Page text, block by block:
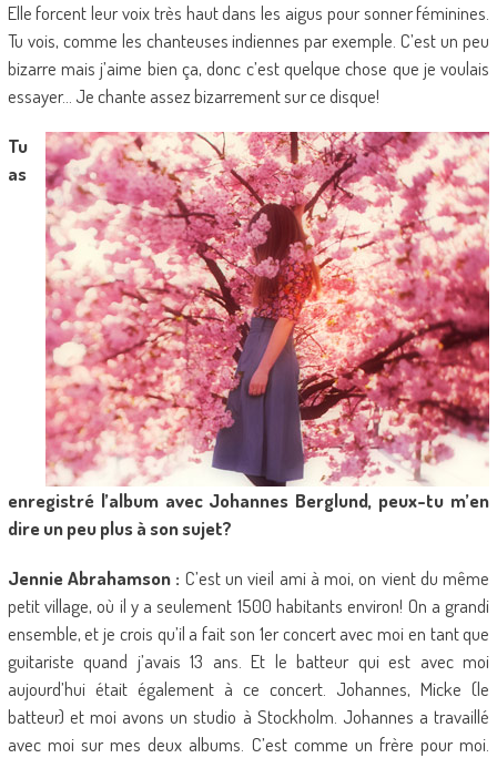
Elle forcent leur voix très haut dans les aigus pour sonner féminines.
Tu vois, comme les chanteuses indiennes par exemple. C’est un peu
bizarre mais j’aime bien ça, donc c’est quelque chose que je voulais
essayer… Je chante assez bizarrement sur ce disque!
Tu
as
enregistré l’album avec Johannes Berglund, peux-tu m’en
dire un peu plus à son sujet?
Jennie Abrahamson : C’est un vieil ami à moi, on vient du même
petit village, où il y a seulement 1500 habitants environ! On a grandi
ensemble, et je crois qu’il a fait son 1er concert avec moi en tant que
guitariste quand j’avais 13 ans. Et le batteur qui est avec moi
aujourd’hui était également à ce concert. Johannes, Micke (le
batteur) et moi avons un studio à Stockholm. Johannes a travaillé
avec moi sur mes deux albums. C’est comme un frère pour moi.